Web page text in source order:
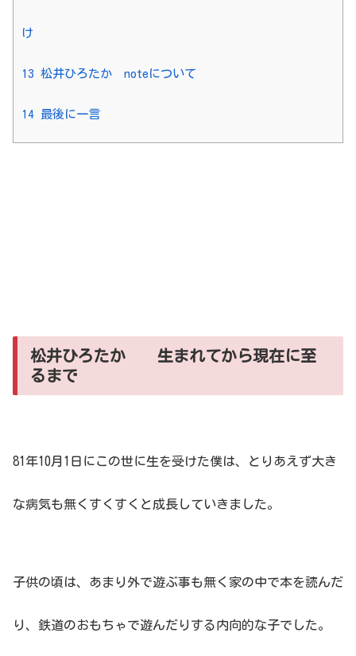
け
13 松井ひろたか noteについて
14 最後に一言
松井ひろたか 生まれてから現在に至
るまで
81年10月1日にこの世に生を受けた僕は、とりあえず大き
な病気も無くすくすくと成長していきました。
子供の頃は、あまり外で遊ぶ事も無く家の中で本を読んだ
り、鉄道のおもちゃで遊んだりする内向的な子でした。